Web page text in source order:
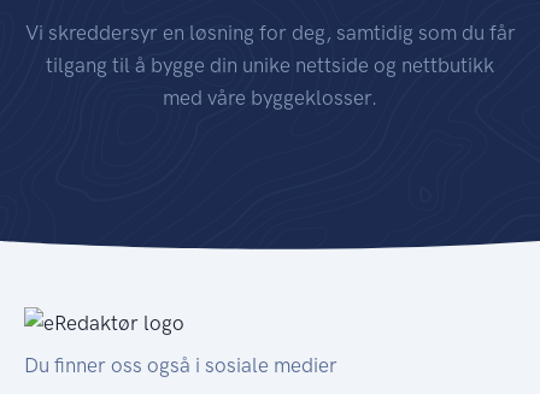
Vi skreddersyr en løsning for deg, samtidig som du får
tilgang til å bygge din unike nettside og nettbutikk
med våre byggeklosser.
Du finner oss også i sosiale medier